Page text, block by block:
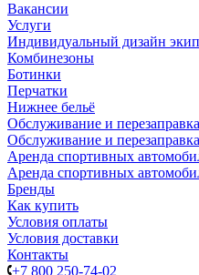
Вакансии
Услуги
Индивидуальный дизайн
Комбинезоны
Ботинки
Перчатки
Нижнее бельё
Обслуживание и
Обслуживание и
Аренда спортивных
Аренда спортивных
Бренды
Как купить
Условия оплаты
Условия доставки
Контакты
+7 800 250-74-02